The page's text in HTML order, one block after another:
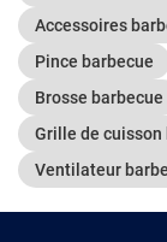
Accessoires
Pince barbecue
Brosse barbecue
Grille de cuisson
Ventilateur